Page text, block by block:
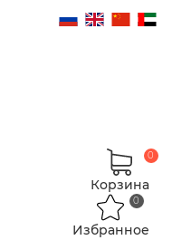
Корзина
0
Избранное
0